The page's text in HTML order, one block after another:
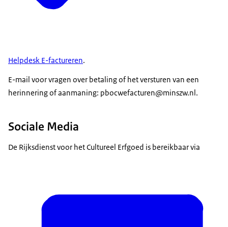
Helpdesk E-factureren.
E-mail voor vragen over betaling of het versturen van een
herinnering of aanmaning: pbocwefacturen@minszw.nl.
Sociale Media
De Rijksdienst voor het Cultureel Erfgoed is bereikbaar via